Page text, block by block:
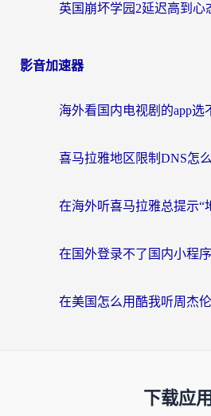
影音加速器
下载应用